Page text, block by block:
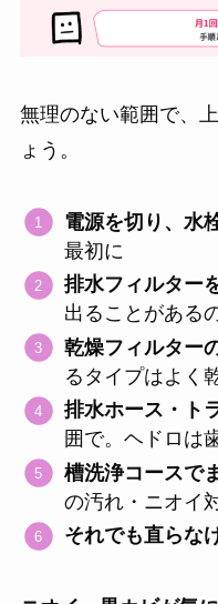
無理のない範囲で、
ょう。
電源を切り、水
最初に
排水フィルター
出ることがある
乾燥フィルター
るタイプはよく
排水ホース・ト
囲で。ヘドロは
槽洗浄コースで
の汚れ・ニオイ
それでも直らな